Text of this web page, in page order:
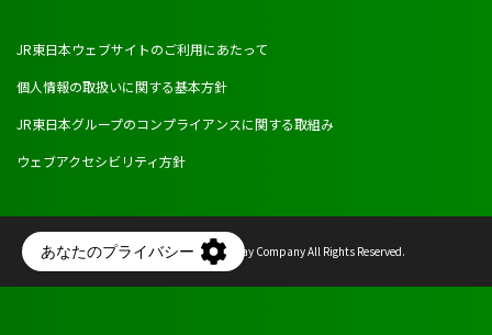
JR東日本ウェブサイトのご利用にあたって
個人情報の取扱いに関する基本方針
JR東日本グループのコンプライアンスに関する取組み
ウェブアクセシビリティ方針
Copyright © East Japan Railway Company All Rights Reserved.